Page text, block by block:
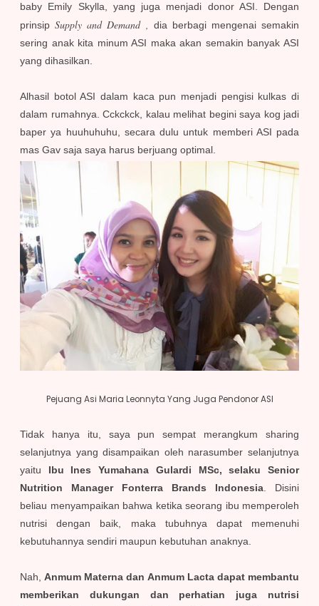
baby Emily Skylla, yang juga menjadi donor ASI. Dengan
prinsipSupply and Demand , dia berbagi mengenai semakin
sering anak kita minum ASI maka akan semakin banyak ASI
yang dihasilkan.
Alhasil botol ASI dalam kaca pun menjadi pengisi kulkas di
dalam rumahnya. Cckckck, kalau melihat begini saya kog jadi
baper ya huuhuhuhu, secara dulu untuk memberi ASI pada
mas Gav saja saya harus berjuang optimal.
Pejuang Asi Maria Leonnyta Yang Juga Pendonor ASI
Tidak hanya itu, saya pun sempat merangkum sharing
selanjutnya yang disampaikan oleh narasumber selanjutnya
yaitu Ibu Ines Yumahana Gulardi MSc, selaku Senior
Nutrition Manager Fonterra Brands Indonesia. Disini
beliau menyampaikan bahwa ketika seorang ibu memperoleh
nutrisi dengan baik, maka tubuhnya dapat memenuhi
kebutuhannya sendiri maupun kebutuhan anaknya.
Nah,Anmum Materna dan Anmum Lacta dapat membantu
memberikan dukungan dan perhatian juga nutrisi